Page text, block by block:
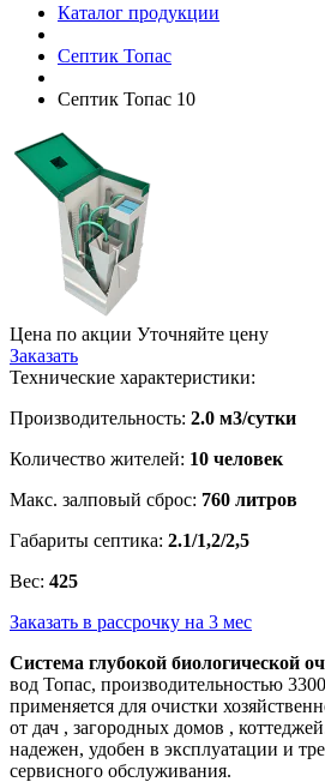
Каталог продукции
Септик Топac
Септик Топас 10
Цена по акции Уточняйте цену
Заказать
Технические характеристики:
Производительность: 2.0 м3/сутки
Количество жителей: 10 человек
Макс. залповый сброс: 760 литров
Габариты септика: 2.1/1,2/2,5
Вес: 425
Заказать в рассрочку на 3 мес
Система глубокой биологической
вод Топас, производительностью
применяется для очистки
от дач , загородных домов ,
надежен, удобен в эксплуатации и
сервисного обслуживания.